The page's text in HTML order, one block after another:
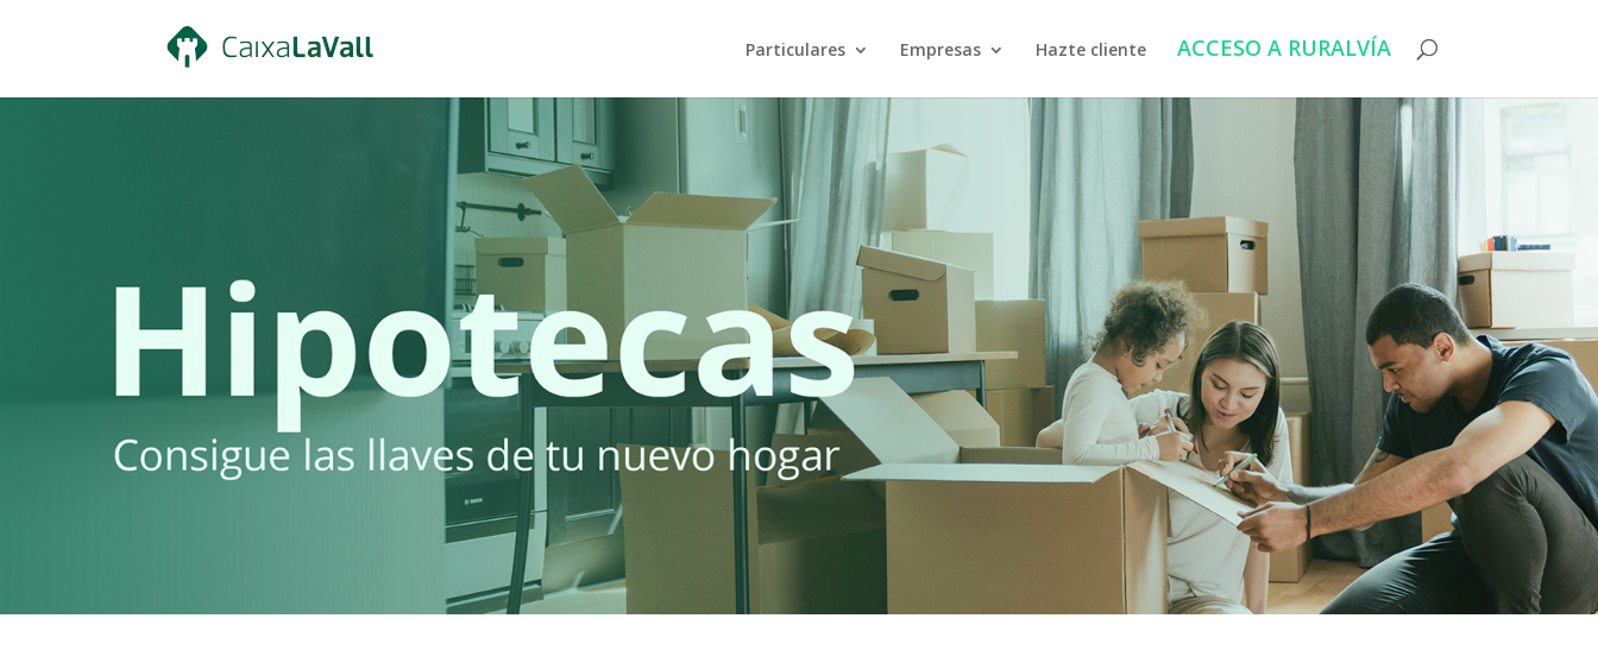
Particulares Empresas Hazte cliente ACCESO A RURALVÍA